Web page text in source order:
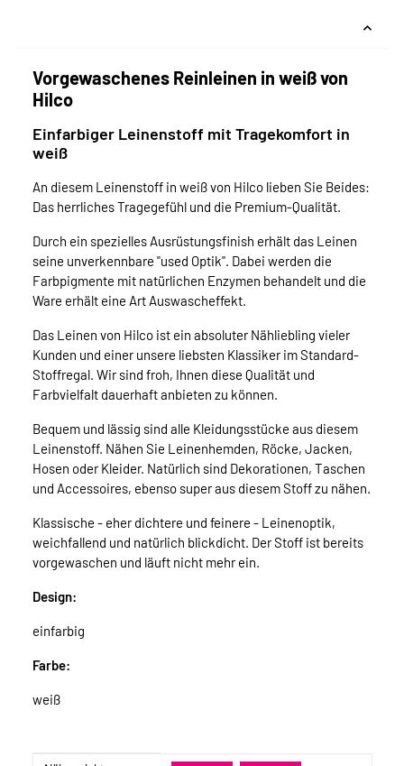
Vorgewaschenes Reinleinen in weiß von
Hilco
Einfarbiger Leinenstoff mit Tragekomfort in
weiß
An diesem Leinenstoff in weiß von Hilco lieben Sie Beides:
Das herrliches Tragegefühl und die Premium-Qualität.
Durch ein spezielles Ausrüstungsfinish erhält das Leinen
seine unverkennbare "used Optik". Dabei werden die
Farbpigmente mit natürlichen Enzymen behandelt und die
Ware erhält eine Art Auswascheffekt.
Das Leinen von Hilco ist ein absoluter Nähliebling vieler
Kunden und einer unsere liebsten Klassiker im Standard-
Stoffregal. Wir sind froh, Ihnen diese Qualität und
Farbvielfalt dauerhaft anbieten zu können.
Bequem und lässig sind alle Kleidungsstücke aus diesem
Leinenstoff. Nähen Sie Leinenhemden, Röcke, Jacken,
Hosen oder Kleider. Natürlich sind Dekorationen, Taschen
und Accessoires, ebenso super aus diesem Stoff zu nähen.
Klassische - eher dichtere und feinere - Leinenoptik,
weichfallend und natürlich blickdicht. Der Stoff ist bereits
vorgewaschen und läuft nicht mehr ein.
Design:
einfarbig
Farbe:
weiß